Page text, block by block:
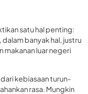
satu hal penting:
dalam banyak hal, justru
makanan luar negeri
kebiasaan turun-
rasa. Mungkin